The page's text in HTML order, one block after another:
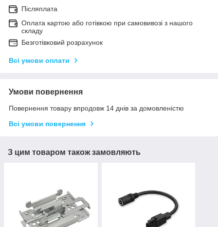
Післяплата
Оплата картою або готівкою при самовивозі з нашого
складу
Безготівковий розрахунок
Всі умови оплати
Умови повернення
Повернення товару впродовж 14 днів за домовленістю
Всі умови повернення
З цим товаром також замовляють